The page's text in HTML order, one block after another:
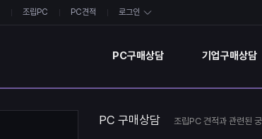
조립PC PC견적 로그인
PC구매상담 기업구매상담
PC 구매상담 조립PC 견적과 관련된